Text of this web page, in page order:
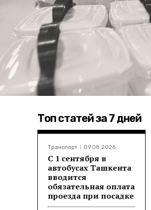
Топ статей за 7 дней
Транспорт 09.08.2026
С 1 сентября в
автобусах Ташкента
вводится
обязательная оплата
проезда при посадке